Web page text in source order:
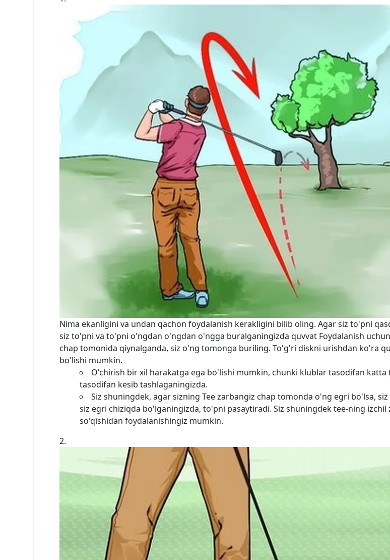
Nima ekanligini va undan qachon foydalanish kerakligini bilib oling. Agar siz to'pni
siz to'pni va to'pni o'ngdan o'ngdan o'ngga buralganingizda quvvat Foydalanish
chap tomonida qiynalganda, siz o'ng tomonga buriling. To'g'ri diskni urishdan ko'ra
bo'lishi mumkin.
O'chirish bir xil harakatga ega bo'lishi mumkin, chunki klublar tasodifan
tasodifan kesib tashlaganingizda.
Siz shuningdek, agar sizning Tee zarbangiz chap tomonda o'ng egri bo'lsa,
siz egri chiziqda bo'lganingizda, to'pni pasaytiradi. Siz shuningdek tee-ning izchil
so'qishidan foydalanishingiz mumkin.